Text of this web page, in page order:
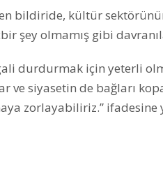
bildiride, kültür
şey olmamış gibi
durdurmak için yeterli
siyasetin de bağları
zorlayabiliriz.” ifadesine